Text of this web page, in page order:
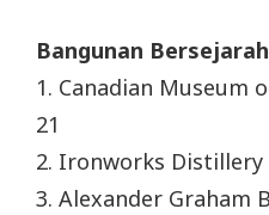
Bangunan Bersejarah
1. Canadian
21
2. Ironworks Distillery
3. Alexander Graham